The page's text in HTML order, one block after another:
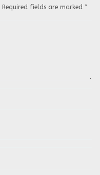
Required fields are marked *